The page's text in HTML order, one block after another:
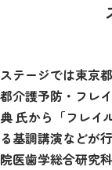
ステージでは東京
都介護予防・フレ
典 氏から「フレイ
る基調講演などが
院医歯学総合研究